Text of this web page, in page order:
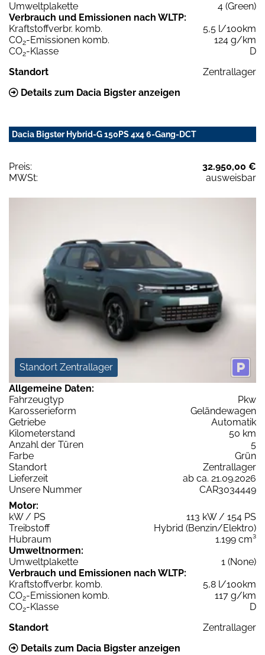
Umweltplakette
4 (Green)
Verbrauch und Emissionen nach WLTP:
Kraftstoffverbr. komb.
5,5 l/100km
CO2-Emissionen komb.
124 g/km
CO2-Klasse
D
Standort
Zentrallager
Details zum Dacia Bigster anzeigen
Dacia Bigster Hybrid-G 150PS 4x4 6-Gang-DCT
Preis:
32.950,00 €
MWSt:
ausweisbar
Standort Zentrallager
Allgemeine Daten:
Fahrzeugtyp
Pkw
Karosserieform
Geländewagen
Getriebe
Automatik
Kilometerstand
50 km
Anzahl der Türen
5
Farbe
Grün
Standort
Zentrallager
Lieferzeit
ab ca. 21.09.2026
Unsere Nummer
CAR3034449
Motor:
kW / PS
113 kW / 154 PS
Treibstoff
Hybrid (Benzin/Elektro)
Hubraum
1.199 cm³
Umweltnormen:
Umweltplakette
1 (None)
Verbrauch und Emissionen nach WLTP:
Kraftstoffverbr. komb.
5,8 l/100km
CO2-Emissionen komb.
117 g/km
CO2-Klasse
D
Standort
Zentrallager
Details zum Dacia Bigster anzeigen